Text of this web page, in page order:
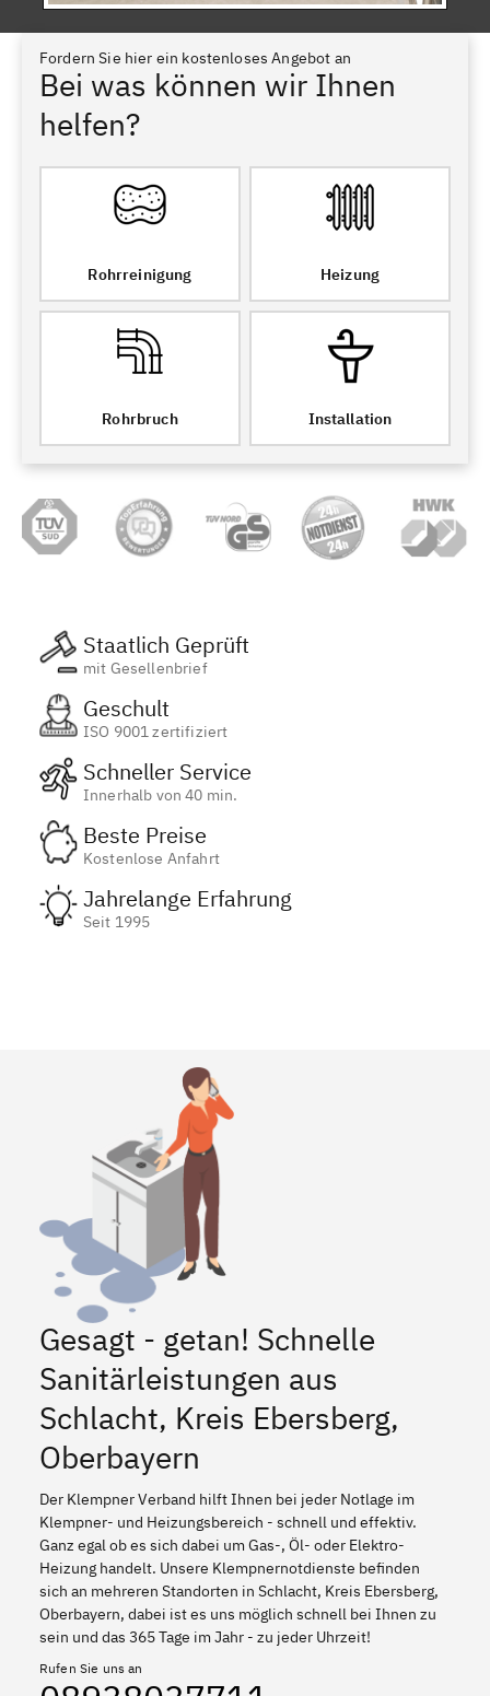
Fordern Sie hier ein kostenloses Angebot an
Bei was können wir Ihnen
helfen?
Rohrreinigung Heizung
Rohrbruch Installation
Staatlich Geprüft
mit Gesellenbrief
Geschult
ISO 9001 zertifiziert
Schneller Service
Innerhalb von 40 min.
Beste Preise
Kostenlose Anfahrt
Jahrelange Erfahrung
Seit 1995
Gesagt - getan! Schnelle
Sanitärleistungen aus
Schlacht, Kreis Ebersberg,
Oberbayern
Der Klempner Verband hilft Ihnen bei jeder Notlage im
Klempner- und Heizungsbereich - schnell und effektiv.
Ganz egal ob es sich dabei um Gas-, Öl- oder Elektro-
Heizung handelt. Unsere Klempnernotdienste befinden
sich an mehreren Standorten in Schlacht, Kreis Ebersberg,
Oberbayern, dabei ist es uns möglich schnell bei Ihnen zu
sein und das 365 Tage im Jahr - zu jeder Uhrzeit!
Rufen Sie uns an